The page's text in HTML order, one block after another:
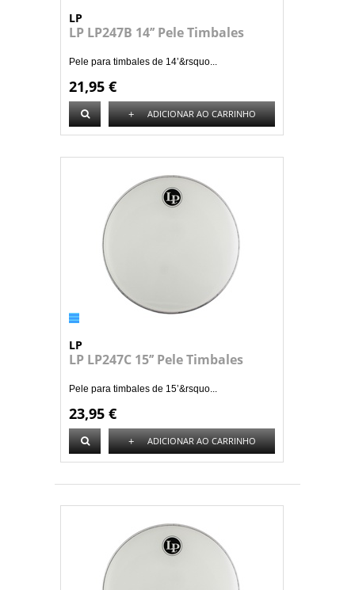
LP
LP LP247B 14’’ Pele Timbales
Pele para timbales de 14’&rsquo...
21,95 €
+ ADICIONAR AO CARRINHO
LP
LP LP247C 15’’ Pele Timbales
Pele para timbales de 15’&rsquo...
23,95 €
+ ADICIONAR AO CARRINHO